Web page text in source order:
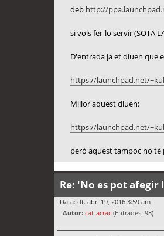
deb http://
si vols fer-lo servir (SOTA
D'entrada ja et diuen que
https://launchpad.net/
Millor aquest diuen:
https://launchpad.net/
però aquest tampoc no
Re: 'No es pot afegir
Data: dt. abr. 19, 2016 3:59 am
Autor: cat-acrac (Entrades: 98)